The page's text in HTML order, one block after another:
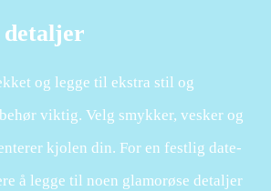
og legge til ekstra stil og
viktig. Velg smykker, vesker og
kjolen din. For en festlig date-
å legge til noen glamorøse detaljer